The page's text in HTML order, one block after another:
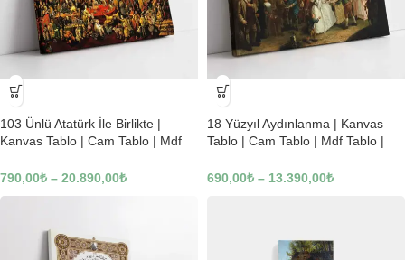
-23%
103 Ünlü Atatürk İle Birlikte |
Kanvas Tablo | Cam Tablo | Mdf
790,00₺ – 20.890,00₺
-23%
18 Yüzyıl Aydınlanma | Kanvas
Tablo | Cam Tablo | Mdf Tablo |
690,00₺ – 13.390,00₺